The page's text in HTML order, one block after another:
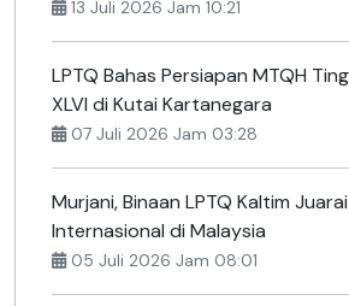
13 Juli 2026 Jam 10:21
LPTQ Bahas Persiapan MTQH
XLVI di Kutai Kartanegara
07 Juli 2026 Jam 03:28
Murjani, Binaan LPTQ Kaltim
Internasional di Malaysia
05 Juli 2026 Jam 08:01